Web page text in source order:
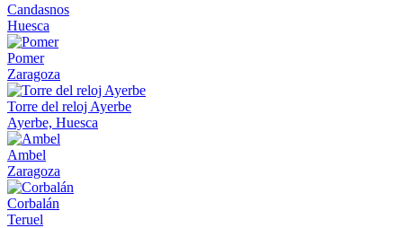
Candasnos
Huesca
Pomer
Zaragoza
Torre del reloj Ayerbe
Ayerbe, Huesca
Ambel
Zaragoza
Corbalán
Teruel